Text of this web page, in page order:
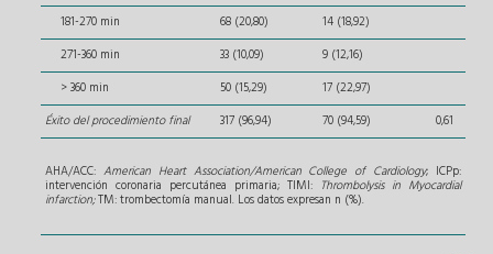
181-270 min
68 (20,80)
14 (18,92)
271-360 min
33 (10,09)
9 (12,16)
> 360 min
50 (15,29)
17 (22,97)
Éxito del procedimiento final
317 (96,94) 70 (94,59) 0,61
AHA/ACC: American Heart Association/American College of Cardiology; ICPp:
intervención coronaria percutánea primaria; TIMI: Thrombolysis in Myocardial
infarction;TM: trombectomía manual. Los datos expresan n (%).